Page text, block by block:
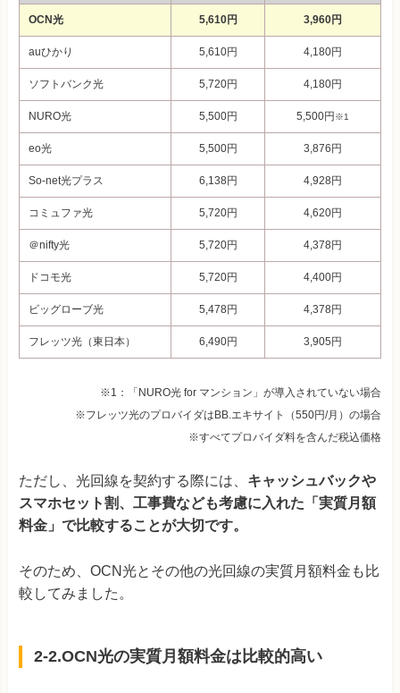
OCN光 5,610円 3,960円
auひかり 5,610円 4,180円
ソフトバンク光 5,720円 4,180円
NURO光 5,500円 5,500円※1
eo光 5,500円 3,876円
So-net光プラス 6,138円 4,928円
コミュファ光 5,720円 4,620円
＠nifty光 5,720円 4,378円
ドコモ光 5,720円 4,400円
ビッグローブ光 5,478円 4,378円
フレッツ光（東日本） 6,490円 3,905円
※1：「NURO光 for マンション」が導入されていない場合
※フレッツ光のプロバイダはBB.エキサイト（550円/月）の場合
※すべてプロバイダ料を含んだ税込価格
ただし、光回線を契約する際には、 キャッシュバックや
スマホセット割、工事費なども考慮に入れた「実質月額
料金」で比較することが大切です。
そのため、OCN光とその他の光回線の実質月額料金も比
較してみました。
2-2.OCN光の実質月額料金は比較的高い